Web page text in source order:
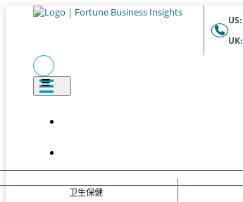
US:
UK:
卫生保健